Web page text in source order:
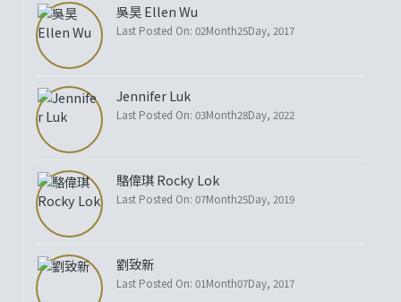
吳昊 Ellen Wu
Last Posted On: 02Month25Day, 2017
Jennifer Luk
Last Posted On: 03Month28Day, 2022
駱偉琪 Rocky Lok
Last Posted On: 07Month25Day, 2019
劉致新
Last Posted On: 01Month07Day, 2017